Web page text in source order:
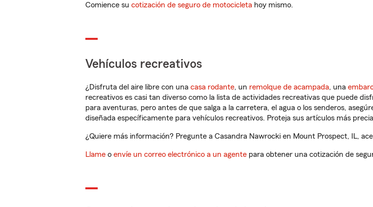
Comience su cotización de seguro de motocicleta hoy mismo.
Vehículos recreativos
¿Disfruta del aire libre con una casa rodante, un remolque de acampada, una
recreativos es casi tan diverso como la lista de actividades recreativas que puede
para aventuras, pero antes de que salga a la carretera, el agua o los senderos,
diseñada específicamente para vehículos recreativos. Proteja sus artículos más
¿Quiere más información? Pregunte a Casandra Nawrocki en Mount Prospect, IL,
Llame o envíe un correo electrónico a un agente para obtener una cotización de